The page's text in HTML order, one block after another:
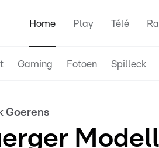
Home Play Télé
Gaming Fotoen Spilleck
Goerens